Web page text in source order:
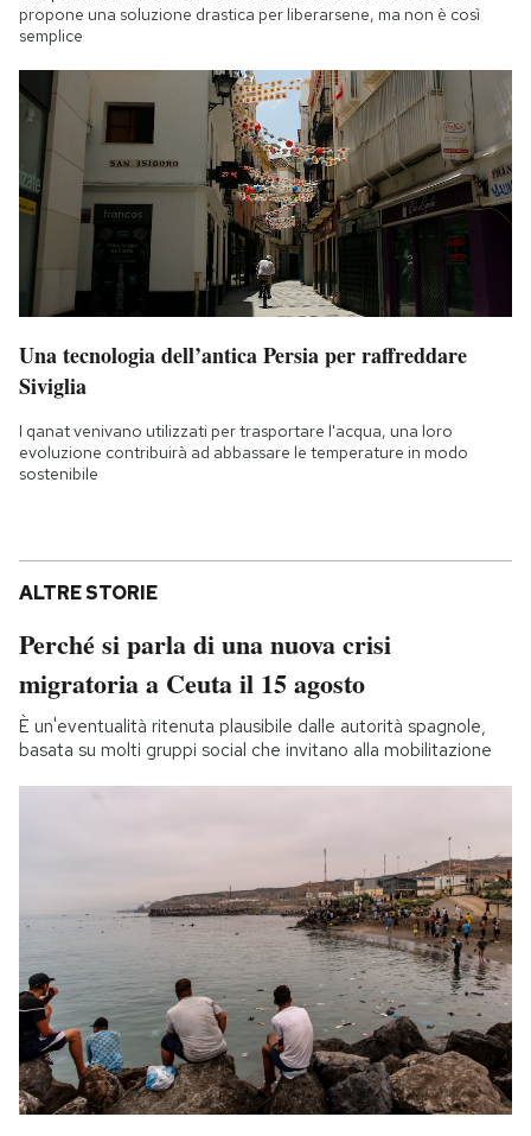
propone una soluzione drastica per liberarsene, ma non è così
semplice
Una tecnologia dell’antica Persia per raffreddare
Siviglia
I qanat venivano utilizzati per trasportare l'acqua, una loro
evoluzione contribuirà ad abbassare le temperature in modo
sostenibile
ALTRE STORIE
Perché si parla di una nuova crisi
migratoria a Ceuta il 15 agosto
È un'eventualità ritenuta plausibile dalle autorità spagnole,
basata su molti gruppi social che invitano alla mobilitazione